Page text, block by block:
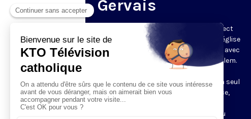
Gervais
Du mardi au samedi, KTO diffuse en direct
l’office du milieu du jour, en direct de l’église
Saint-Gervais-Saint-Protais (Paris 4e), avec
les Fraternités Monastiques de Jérusalem.
L’Office du Milieu du Jour regroupe, en
particulier, «au milieu du jour» et en un seul
office, les heures monastiques de Tierce,
Sexte et None. Il permet à l’Église de
retrouver son Seigneur entre l’office du